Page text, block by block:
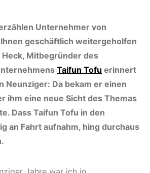
Unternehmer von
geschäftlich weitergeholfen
Heck, Mitbegründer des
Taifun Tofu erinnert
Neunziger: Da bekam er einen
ihm eine neue Sicht des Themas
Dass Taifun Tofu in den
an Fahrt aufnahm, hing durchaus